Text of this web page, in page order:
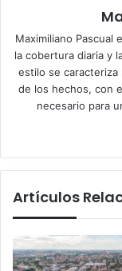
Maximiliano
la cobertura diaria y
estilo se caracteriza
de los hechos, con
necesario para
Artículos